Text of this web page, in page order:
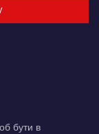
бути в